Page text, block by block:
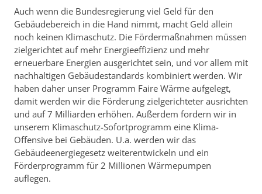
Auch wenn die Bundesregierung viel Geld für den
Gebäudebereich in die Hand nimmt, macht Geld allein
noch keinen Klimaschutz. Die Fördermaßnahmen müssen
zielgerichtet auf mehr Energieeffizienz und mehr
erneuerbare Energien ausgerichtet sein, und vor allem mit
nachhaltigen Gebäudestandards kombiniert werden. Wir
haben daher unser Programm Faire Wärme aufgelegt,
damit werden wir die Förderung zielgerichteter ausrichten
und auf 7 Milliarden erhöhen. Außerdem fordern wir in
unserem Klimaschutz-Sofortprogramm eine Klima-
Offensive bei Gebäuden. U.a. werden wir das
Gebäudeenergiegesetz weiterentwickeln und ein
Förderprogramm für 2 Millionen Wärmepumpen
auflegen.